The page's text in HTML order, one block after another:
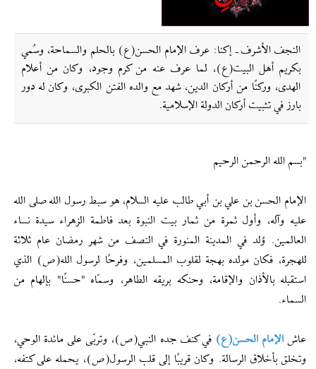
النجف الأشرف ـ إکنا: عرف الإمام الحسن(ع) بالحلم والسماحة، وسُمي
بكريم أهل البيت(ع)، لما عرف عنه من كرم وجود، وكان من أعلام
الهدى، وركنًا من أركان الدين، شهد مع والده الفتن الكبرى، وكان له دور
بارز في تثبيت أركان الدولة الإسلامية.
"بسم الله الرحمن الرحيم
الإمام الحسن بن علي بن أبي طالب عليه السلام، هو سبط رسول الله صلى الله
عليه وآله، وأول ثمرة من ثمار بيت النبوة بعد فاطمة الزهراء سيدة نساء
العالمين. وُلد في المدينة المنورة في النصف من شهر رمضان عام ثلاثة
للهجرة، فكان مولده بهجة لقلوب المسلمين، وفرحًا لرسول الله(ص) الذي
استقبله بالأذان والإقامة، وحنكه بريقه الطاهر، وسمّاه "حسنًا" بإلهام من
السماء.
عاشالإمام الحسن(ع) في كنف جده النبي(ص)، وتربّى على مائدة الوحي،
وتخلق بأخلاق الرسالة. وكان قريبًا إلى قلب الرسول(ص)، يحمله على كتفه،